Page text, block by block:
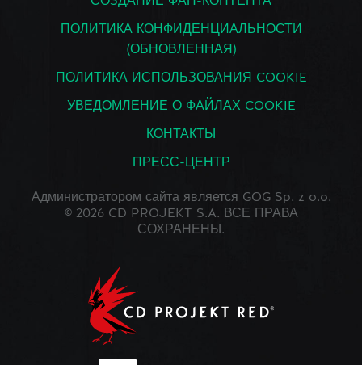
ПОЛИТИКА КОНФИДЕНЦИАЛЬНОСТИ
(ОБНОВЛЕННАЯ)
ПОЛИТИКА ИСПОЛЬЗОВАНИЯ COOKIE
УВЕДОМЛЕНИЕ О ФАЙЛАХ COOKIE
КОНТАКТЫ
ПРЕСС-ЦЕНТР
Администратором сайта является GOG Sp. z o.o.
© 2026 CD PROJEKT S.A. ВСЕ ПРАВА
СОХРАНЕНЫ.